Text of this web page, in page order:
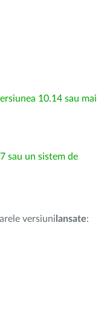
10.14 sau mai
sau un sistem de
versiuni lansate: